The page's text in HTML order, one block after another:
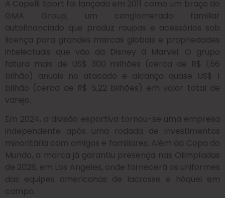
A Capelli Sport foi lançada em 2011 como um braço do
GMA Group, um conglomerado familiar
autofinanciado que produz roupas e acessórios sob
licença para grandes marcas globais e propriedades
intelectuais que vão da Disney à Marvel. O grupo
fatura mais de US$ 300 milhões (cerca de R$ 1,56
bilhão) anuais no atacado e alcança quase US$ 1
bilhão (cerca de R$ 5,22 bilhões) em valor total de
varejo.
Em 2024, a divisão esportiva tornou-se uma empresa
independente após uma rodada de investimentos
minoritária com amigos e familiares. Além da Copa do
Mundo, a marca já garantiu presença nas Olimpíadas
de 2028, em Los Angeles, onde fornecerá os uniformes
das equipes americanas de lacrosse e hóquei em
campo.